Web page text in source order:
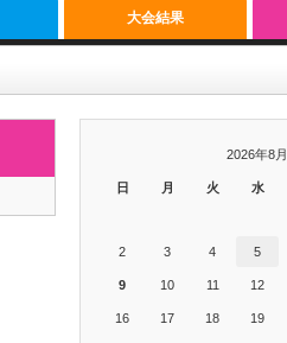
大会結果
2026年8月
日 月 火 水
2 3 4 5
9 10 11 12
16 17 18 19